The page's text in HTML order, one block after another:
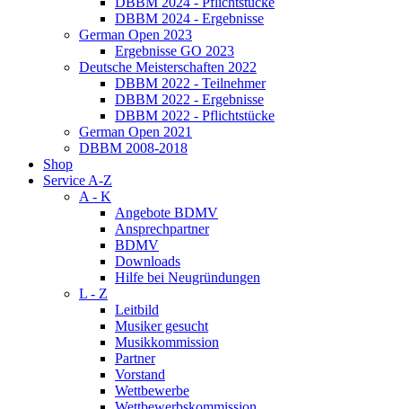
DBBM 2024 - Ergebnisse
German Open 2023
Ergebnisse GO 2023
Deutsche Meisterschaften 2022
DBBM 2022 - Teilnehmer
DBBM 2022 - Ergebnisse
DBBM 2022 - Pflichtstücke
German Open 2021
DBBM 2008-2018
Shop
Service A-Z
A - K
Angebote BDMV
Ansprechpartner
BDMV
Downloads
Hilfe bei Neugründungen
L - Z
Leitbild
Musiker gesucht
Musikkommission
Partner
Vorstand
Wettbewerbe